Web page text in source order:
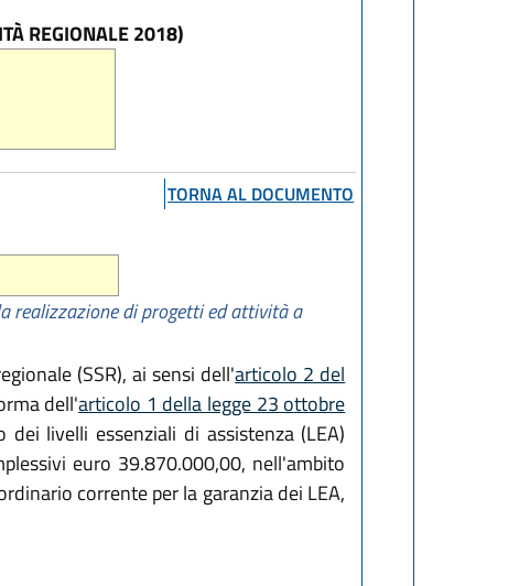
REGIONALE 2018)
TORNA AL DOCUMENTO
realizzazione di progetti ed attività a
(SSR), ai sensi dell'articolo 2 del
dell'articolo 1 della legge 23 ottobre
livelli essenziali di assistenza (LEA)
euro 39.870.000,00, nell'ambito
corrente per la garanzia dei LEA,